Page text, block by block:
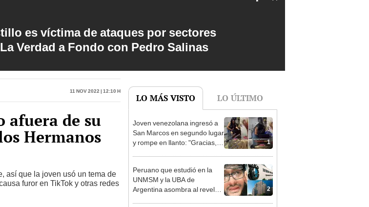
es víctima de ataques por sectores
Verdad a Fondo con Pedro Salinas
11 Nov 2022 | 12:10 h
afuera de su
Hermanos
así que la joven usó un tema de
furor en TikTok y otras redes
LO MÁS VISTO LO ÚLTIMO
1
Joven venezolana ingresó a
San Marcos en segundo lugar
y rompe en llanto: "Gracias,
2
Peruano que estudió en la
UNMSM y la UBA de
Argentina asombra al revelar